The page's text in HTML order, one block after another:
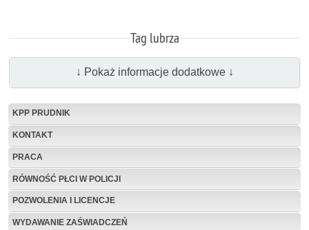
Tag lubrza
↓ Pokaż informacje dodatkowe ↓
KPP PRUDNIK
KONTAKT
PRACA
RÓWNOŚĆ PŁCI W POLICJI
POZWOLENIA I LICENCJE
WYDAWANIE ZAŚWIADCZEŃ